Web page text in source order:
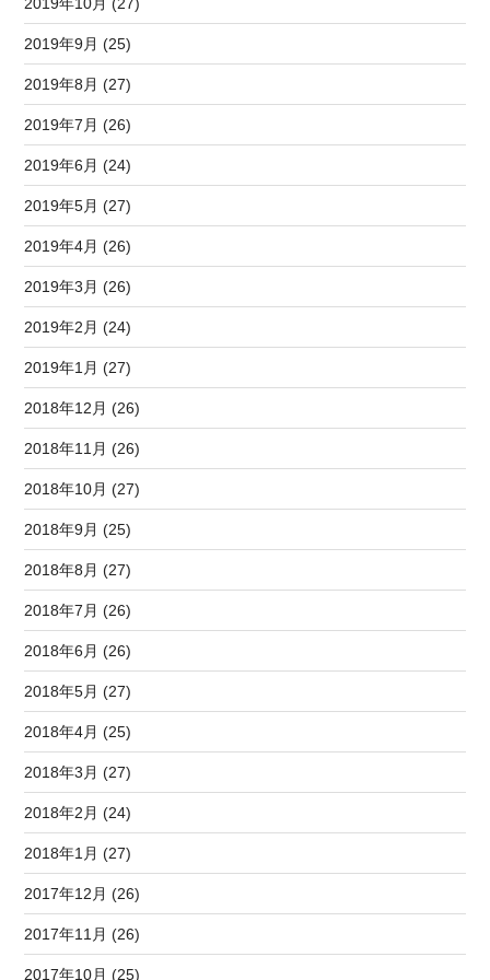
2019年9月 (25)
2019年8月 (27)
2019年7月 (26)
2019年6月 (24)
2019年5月 (27)
2019年4月 (26)
2019年3月 (26)
2019年2月 (24)
2019年1月 (27)
2018年12月 (26)
2018年11月 (26)
2018年10月 (27)
2018年9月 (25)
2018年8月 (27)
2018年7月 (26)
2018年6月 (26)
2018年5月 (27)
2018年4月 (25)
2018年3月 (27)
2018年2月 (24)
2018年1月 (27)
2017年12月 (26)
2017年11月 (26)
2017年10月 (25)